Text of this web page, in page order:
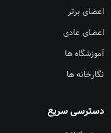
اعضای برتر
اعضای عادی
آموزشگاه ها
نگارخانه ها
دسترسی سریع